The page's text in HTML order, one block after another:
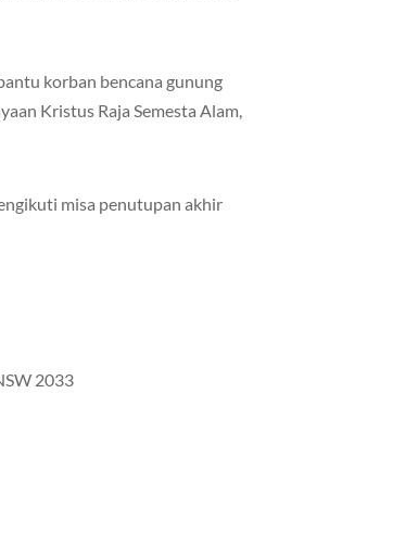
korban bencana gunung
Kristus Raja Semesta Alam,
misa penutupan akhir
2033